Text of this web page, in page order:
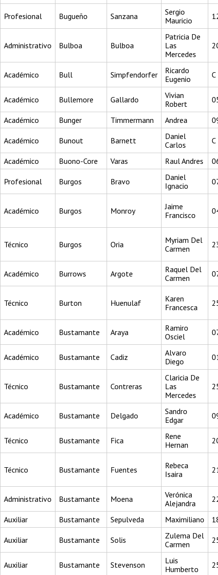
Profesional Bugueño Sanzana
Sergio
Mauricio
Administrativo Bulboa Bulboa
Patricia De
Las
Mercedes
Académico Bull Simpfendorfer
Ricardo
Eugenio
C
Académico Bullemore Gallardo
Vivian
Robert
Académico Bunger Timmermann Andrea
Académico Bunout Barnett
Daniel
Carlos
C
Académico Buono-Core Varas Raul Andres
Profesional Burgos Bravo
Daniel
Ignacio
Académico Burgos Monroy
Jaime
Francisco
Técnico Burgos Oria
Myriam Del
Carmen
Académico Burrows Argote
Raquel Del
Carmen
Técnico Burton Huenulaf
Karen
Francesca
Académico Bustamante Araya
Ramiro
Osciel
Académico Bustamante Cadiz
Alvaro
Diego
Técnico Bustamante Contreras
Claricia De
Las
Mercedes
Académico Bustamante Delgado
Sandro
Edgar
Técnico Bustamante Fica
Rene
Hernan
Técnico Bustamante Fuentes
Rebeca
Isaira
Administrativo Bustamante Moena
Verónica
Alejandra
Auxiliar Bustamante Sepulveda Maximiliano
Auxiliar Bustamante Solis
Zulema Del
Carmen
Auxiliar Bustamante Stevenson
Luis
Humberto